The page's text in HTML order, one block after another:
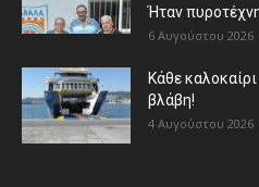
Ήταν
6 Αυγούστου 2026
Κάθε
βλάβη!
4 Αυγούστου 2026